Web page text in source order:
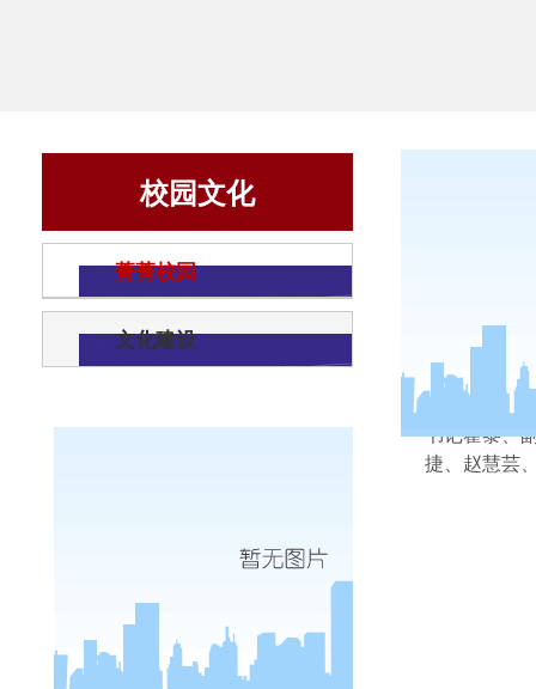
校园文化
菁菁校园
文化建设
书记霍黎、
捷、赵慧芸